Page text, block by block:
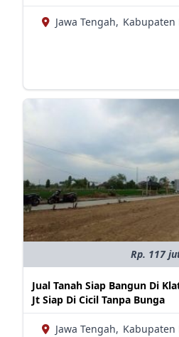
Jawa Tengah, Kabupaten
Rp. 117
Jual Tanah Siap Bangun Di
Jt Siap Di Cicil Tanpa Bunga
Jawa Tengah, Kabupaten